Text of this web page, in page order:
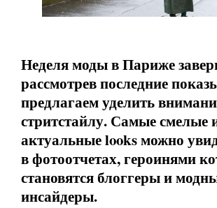
Неделя моды в Париже
рассмотрев последние
предлагаем уделить
стритстайлу. Самые смелые
актуальные looks можно
в фотоотчетах, героинями
становятся блоггеры и
инсайдеры.